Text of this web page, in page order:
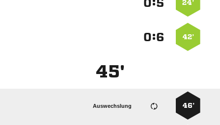
24’
:
42’
:
45'
46’
Auswechslung